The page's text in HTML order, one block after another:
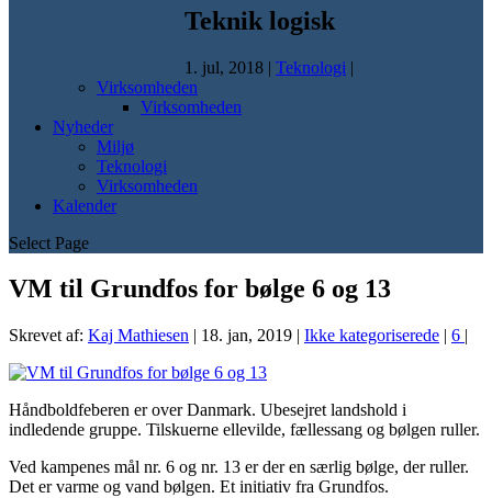
Teknik logisk
1. jul, 2018 | Teknologi |
Virksomheden
Virksomheden
Nyheder
Miljø
Teknologi
Virksomheden
Kalender
Select Page
VM til Grundfos for bølge 6 og 13
Skrevet af: Kaj Mathiesen | 18. jan, 2019 | Ikke kategoriserede | 6 |
Håndboldfeberen er over Danmark. Ubesejret landshold i
indledende gruppe. Tilskuerne ellevilde, fællessang og bølgen ruller.
Ved kampenes mål nr. 6 og nr. 13 er der en særlig bølge, der ruller.
Det er varme og vand bølgen. Et initiativ fra Grundfos.